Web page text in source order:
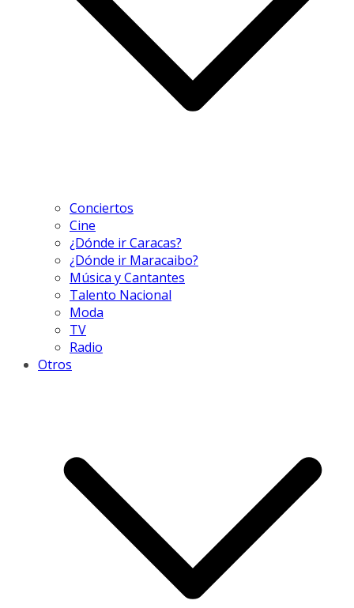
Conciertos
Cine
¿Dónde ir Caracas?
¿Dónde ir Maracaibo?
Música y Cantantes
Talento Nacional
Moda
TV
Radio
Otros